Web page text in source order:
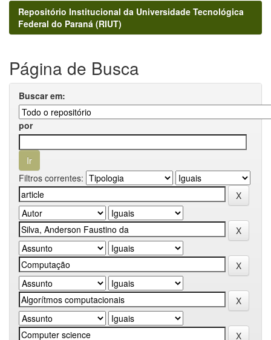
Repositório Institucional da Universidade Tecnológica
Federal do Paraná (RIUT)
Página de Busca
Buscar em:
por
Filtros correntes: